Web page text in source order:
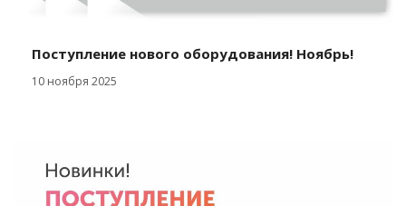
Поступление нового оборудования! Ноябрь!
10 ноября 2025